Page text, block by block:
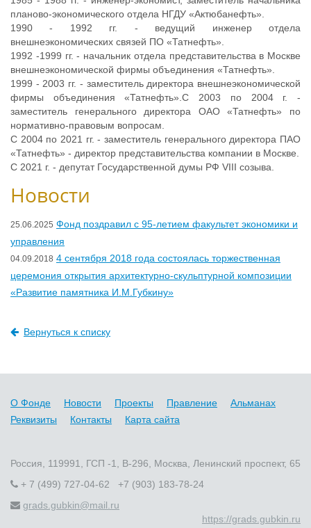
планово-экономического отдела НГДУ «Актюбанефть».
1990 - 1992 гг. - ведущий инженер отдела
внешнеэкономических связей ПО «Татнефть».
1992 -1999 гг. - начальник отдела представительства в Москве
внешнеэкономической фирмы объединения «Татнефть».
1999 - 2003 гг. - заместитель директора внешнеэкономической
фирмы объединения «Татнефть».С 2003 по 2004 г. -
заместитель генерального директора ОАО «Татнефть» по
нормативно-правовым вопросам.
С 2004 по 2021 гг. - заместитель генерального директора ПАО
«Татнефть» - директор представительства компании в Москве.
С 2021 г. - депутат Государственной думы РФ VIII созыва.
Новости
25.06.2025 Фонд поздравил с 95-летием факультет экономики и
управления
04.09.2018 4 сентября 2018 года состоялась торжественная
церемония открытия архитектурно-скульптурной композиции
«Развитие памятника И.М.Губкину»
Вернуться к списку
О Фонде Новости Проекты Правление
Альманах
Реквизиты
Контакты Карта сайта
Россия, 119991, ГСП -1, В-296, Москва, Ленинский проспект, 65
+ 7 (499) 727-04-62 +7 (903) 183-78-24
grads.gubkin@mail.ru
https://grads.gubkin.ru